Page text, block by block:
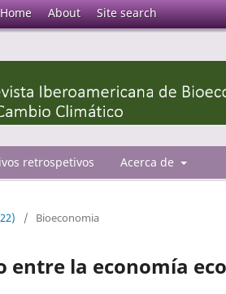
Home About Site search
retrospetivos Acerca de
/ Bioeconomia
entre la economía